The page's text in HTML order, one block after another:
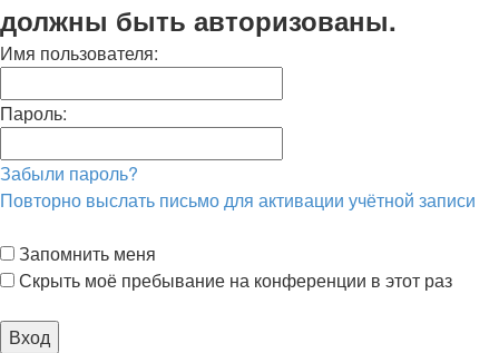
должны быть авторизованы.
Имя пользователя:
Пароль:
Забыли пароль?
Повторно выслать письмо для активации учётной записи
Запомнить меня
Скрыть моё пребывание на конференции в этот раз